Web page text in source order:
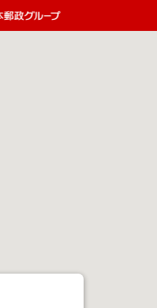
郵便局・日本郵政グループ